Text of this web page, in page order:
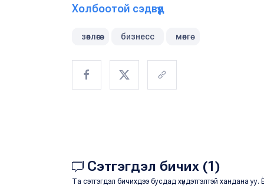
Холбоотой сэдвүүд
зөвлөгөө бизнесс мөнгө
Сэтгэгдэл бичих (1)
Та сэтгэгдэл бичихдээ бусдад хүндэтгэлтэй хандана уу.